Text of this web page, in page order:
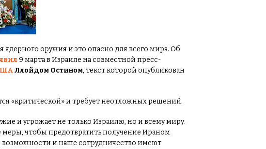
оружия и это опасно для всего мира. Об
9 марта в Израиле на совместной пресс-
Ллойдом Остином, текст которой опубликован
«критической» и требует неотложных решений.
и угрожает не только Израилю, но и всему миру.
чтобы предотвратить получение Ираном
и наше сотрудничество имеют